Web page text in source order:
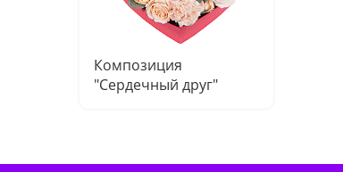
Композиция
"Сердечный друг"